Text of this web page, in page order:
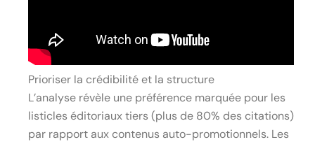
Prioriser la crédibilité et la structure
L’analyse révèle une préférence marquée pour les
listicles éditoriaux tiers (plus de 80% des citations)
par rapport aux contenus auto-promotionnels. Les